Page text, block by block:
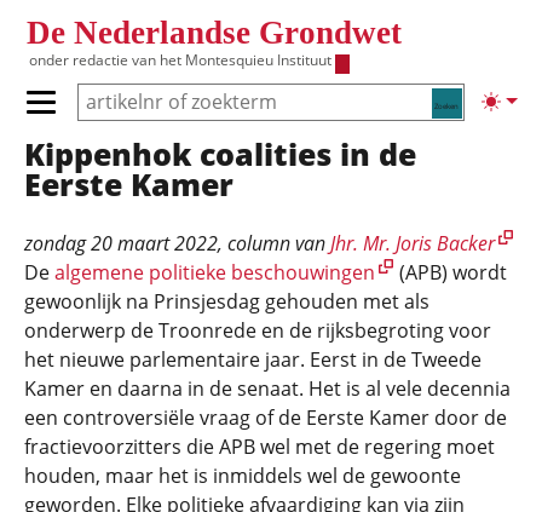
De Nederlandse Grondwet
onder redactie van het Montesquieu Instituut
Zoeken
Primair menu tonen/verbergen
Hoofdnavigatie
Kippenhok coalities in de
Eerste Kamer
zondag 20 maart 2022, column vanJhr. Mr. Joris Backer
Dealgemene politieke beschouwingen
(APB) wordt
gewoonlijk na Prinsjesdag gehouden met als
onderwerp de Troonrede en de rijksbegroting voor
het nieuwe parlementaire jaar. Eerst in de Tweede
Kamer en daarna in de senaat. Het is al vele decennia
een controversiële vraag of de Eerste Kamer door de
fractievoorzitters die APB wel met de regering moet
houden, maar het is inmiddels wel de gewoonte
geworden. Elke politieke afvaardiging kan via zijn